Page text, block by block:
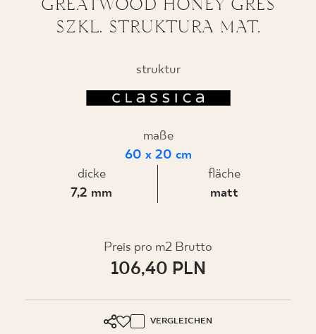
WO ZU KAUFEN
ÜBER UNS
MEIN PROFIL
KONTAKT
EN SK DE UK
SZKL. STRUKTURA MAT.
struktur
maße
60 x 20 cm
dicke
7,2 mm
fläche
matt
Preis pro m2 Brutto
106,40 PLN
VERGLEICHEN